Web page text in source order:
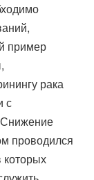
пример
рака
с
Снижение
проводился
которых